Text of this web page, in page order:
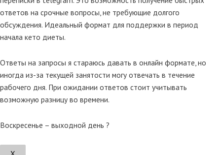
ответов на срочные вопросы, не требующие долгого
обсуждения. Идеальный формат для поддержки в период
начала кето диеты.
Ответы на запросы я стараюсь давать в онлайн формате, но
иногда из-за текущей занятости могу отвечать в течение
рабочего дня. При ожидании ответов стоит учитывать
возможную разницу во времени.
Воскресенье – выходной день ?